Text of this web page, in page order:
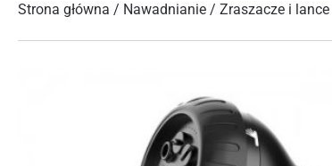
Strona główna / Nawadnianie / Zraszacze i lance